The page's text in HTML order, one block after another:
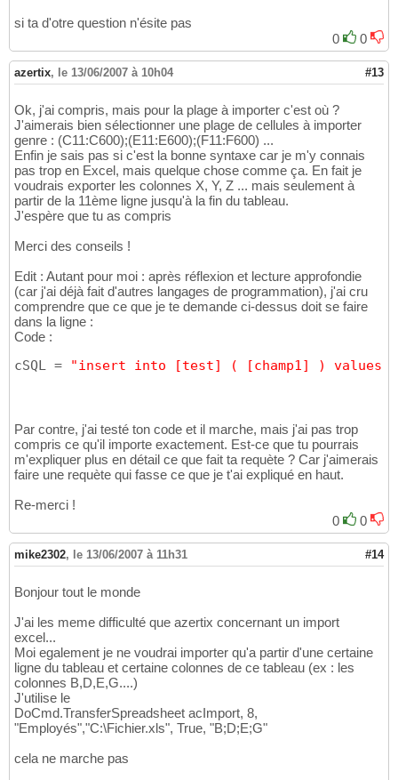
14
16
17
18
19
20
21
22
23
24
25
26
28
30
DoCmd.SetWarnings False
'tant que la cellule n'est pas vide
While oWSht.Range
  cSQL =
"insert into [Nom de ta table] (
Chr (34) & oWSht.Cells ( i, 1) & Chr(34 )
'exécute la requète
  DoCmd.RunSQL cSQL
  i = i +
1
End Sub
si ta d'otre question n'ésite pas
0
0
azertix, le 13/06/2007 à 10h04 #13
Ok, j'ai compris, mais pour la plage à importer c'est où ?
J'aimerais bien sélectionner une plage de cellules à importer
genre : (C11:C600);(E11:E600);(F11:F600) ...
Enfin je sais pas si c'est la bonne syntaxe car je m'y connais
pas trop en Excel, mais quelque chose comme ça. En fait je
voudrais exporter les colonnes X, Y, Z ... mais seulement à
partir de la 11ème ligne jusqu'à la fin du tableau.
J'espère que tu as compris
Merci des conseils !
Edit : Autant pour moi : après réflexion et lecture approfondie
(car j'ai déjà fait d'autres langages de programmation), j'ai cru
comprendre que ce que je te demande ci-dessus doit se faire
dans la ligne :
Code :
cSQL = "insert into [test] ( [champ1] ) values
Par contre, j'ai testé ton code et il marche, mais j'ai pas trop
compris ce qu'il importe exactement. Est-ce que tu pourrais
m'expliquer plus en détail ce que fait ta requète ? Car j'aimerais
faire une requète qui fasse ce que je t'ai expliqué en haut.
Re-merci !
0
0
mike2302, le 13/06/2007 à 11h31 #14
Bonjour tout le monde
J'ai les meme difficulté que azertix concernant un import
excel...
Moi egalement je ne voudrai importer qu'a partir d'une certaine
ligne du tableau et certaine colonnes de ce tableau (ex : les
colonnes B,D,E,G....)
J'utilise le
DoCmd.TransferSpreadsheet acImport, 8,
"Employés","C:\Fichier.xls", True, "B;D;E;G"
cela ne marche pas